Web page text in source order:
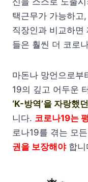
택근무가 가능하고
직장인과 비교하면
들은 훨씬 더 코로
마돈나 망언으로부
19의 깊고 어두운
‘K-방역’을 자랑했
니다. 코로나19는
로나19를 겪는 모
권을 보장해야합니